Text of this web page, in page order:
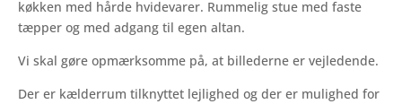
køkken med hårde hvidevarer. Rummelig stue med faste
tæpper og med adgang til egen altan.
Vi skal gøre opmærksomme på, at billederne er vejledende.
Der er kælderrum tilknyttet lejlighed og der er mulighed for